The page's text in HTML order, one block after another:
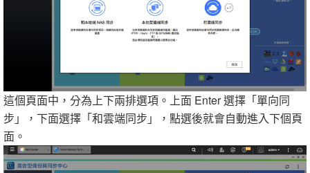
這個頁面中，分為上下兩排選項。上面 Enter 選擇「單向同
步」，下面選擇「和雲端同步」，點選後就會自動進入下個頁
面。